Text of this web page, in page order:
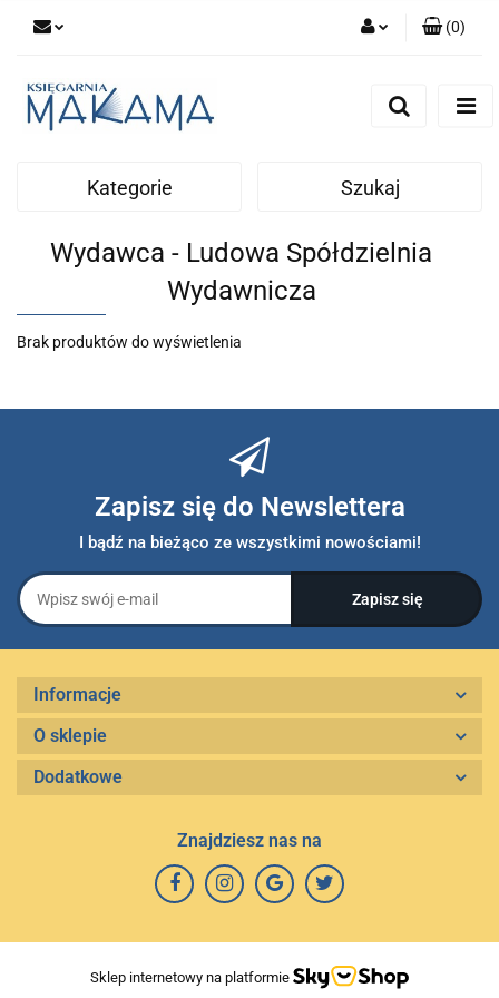
(0)
Kategorie Szukaj
Wydawca - Ludowa Spółdzielnia
Wydawnicza
Brak produktów do wyświetlenia
Zapisz się do Newslettera
I bądź na bieżąco ze wszystkimi nowościami!
Informacje
O sklepie
Dodatkowe
Znajdziesz nas na
Sklep internetowy na platformie